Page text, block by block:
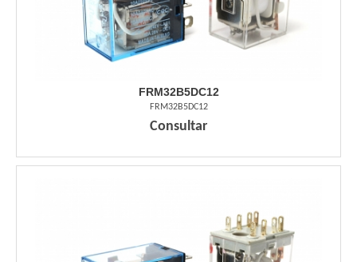
FRM32B5DC12
FRM32B5DC12
Consultar